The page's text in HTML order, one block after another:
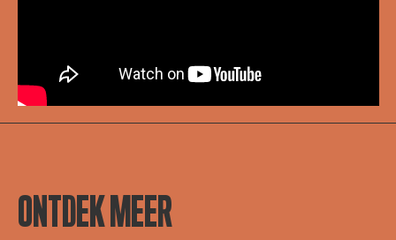
ONTDEK MEER